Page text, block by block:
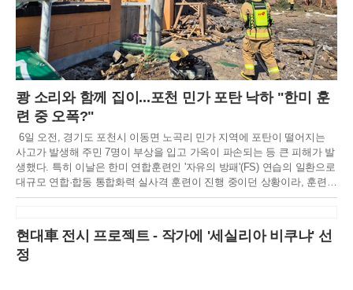
쾅 소리와 함께 집이...포천 민가 포탄 낙하 "한미 훈
련 중 오폭?"
6일 오전, 경기도 포천시 이동면 노곡리 민가 지역에 포탄이 떨어지는
사고가 발생해 주민 7명이 부상을 입고 가옥이 파손되는 등 큰 피해가 발
생했다. 특히 이날은 한미 연합훈련인 '자유의 방패'(FS) 연습의 일환으로
대규모 연합·합동 통합화력 실사격 훈련이 진행 중이던 상황이라, 훈련
중 오폭 사고 가능성에 무게가 실리고 있다.소방당국에 따르면, 이날 오
다"는 내용의 신고가 18건이나 동시다발적으로 접수됐다. 신고를 받고
즉시 출동한 소방당국은 현장에서 중상 4명, 경상 3명 등 총 7명의 부상
자를 확인하고 인근 병원으로 긴급 이송 조치했다.사고 현장은 그야말로
현대車 전시 프로젝트 - 작가에 '세실리아 비쿠냐' 선
정